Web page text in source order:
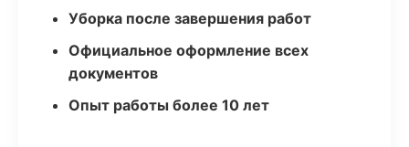
Уборка после завершения работ
Официальное оформление всех
документов
Опыт работы более 10 лет